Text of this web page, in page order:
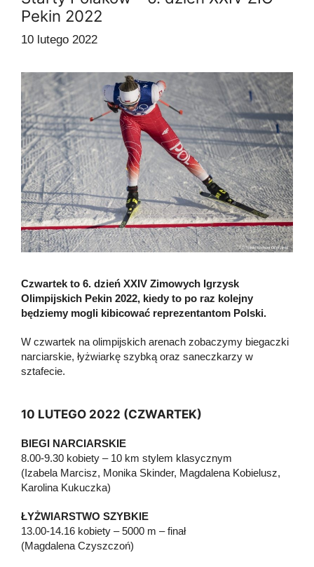
Pekin 2022
10 lutego 2022
Czwartek to 6. dzień XXIV Zimowych Igrzysk
Olimpijskich Pekin 2022, kiedy to po raz kolejny
będziemy mogli kibicować reprezentantom Polski.
W czwartek na olimpijskich arenach zobaczymy biegaczki
narciarskie, łyżwiarkę szybką oraz saneczkarzy w
sztafecie.
10 LUTEGO 2022 (CZWARTEK)
BIEGI NARCIARSKIE
8.00-9.30 kobiety – 10 km stylem klasycznym
(Izabela Marcisz, Monika Skinder, Magdalena Kobielusz,
Karolina Kukuczka)
ŁYŻWIARSTWO SZYBKIE
13.00-14.16 kobiety – 5000 m – finał
(Magdalena Czyszczoń)